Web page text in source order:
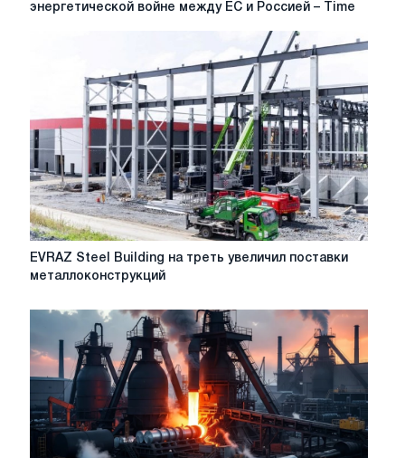
энергетической
между
ЕС
и
Россией
–
Time
энергетической войне между ЕС и Россией – Time
EVRAZ
увеличил
поставки
металлоконструкций
EVRAZ Steel Building на треть увеличил поставки
металлоконструкций